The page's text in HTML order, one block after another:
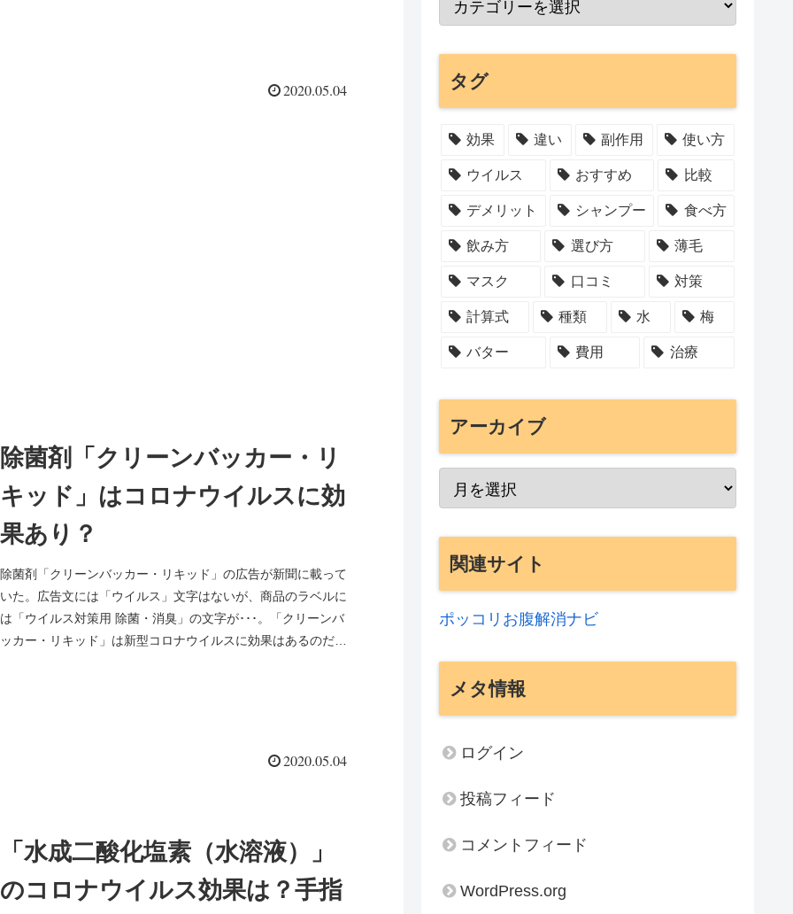
2020.05.04
除菌剤「クリーンバッカー・リ
キッド」はコロナウイルスに効
果あり？
除菌剤「クリーンバッカー・リキッド」の広告が新聞に載って
いた。広告文には「ウイルス」文字はないが、商品のラベルに
は「ウイルス対策用 除菌・消臭」の文字が･･･。「クリーンバ
ッカー・リキッド」は新型コロナウイルスに効果はあるのだろ
2020.05.04
「水成二酸化塩素（水溶液）」
のコロナウイルス効果は？手指
タグ
効果 違い 副作用 使い方
ウイルス おすすめ 比較
デメリット シャンプー 食べ方
飲み方 選び方 薄毛
マスク 口コミ 対策
計算式 種類 水 梅
バター 費用 治療
アーカイブ
関連サイト
ポッコリお腹解消ナビ
メタ情報
ログイン
投稿フィード
コメントフィード
WordPress.org